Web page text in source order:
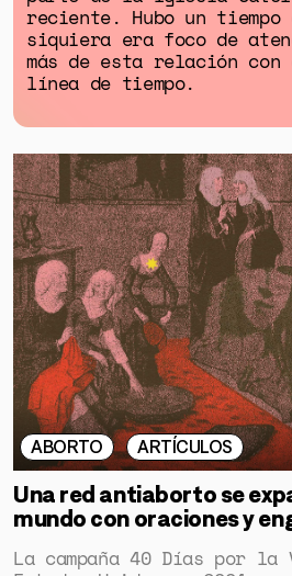
reciente. Hubo un tiempo
siquiera era foco de
más de esta relación con
línea de tiempo.
ABORTO ARTÍCULOS
Una red antiaborto se
mundo con oraciones y
La campaña 40 Días por la